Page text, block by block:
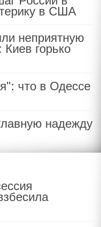
в США
неприятную
горько
что в Одессе
надежду